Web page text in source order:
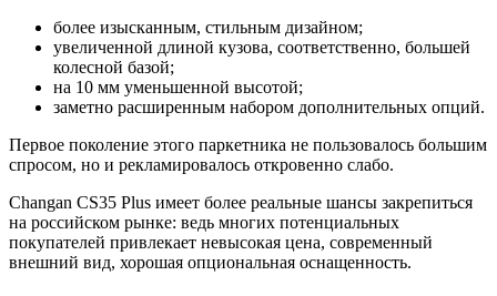
более изысканным, стильным дизайном;
увеличенной длиной кузова, соответственно, большей
колесной базой;
на 10 мм уменьшенной высотой;
заметно расширенным набором дополнительных опций.
Первое поколение этого паркетника не пользовалось большим
спросом, но и рекламировалось откровенно слабо.
Changan CS35 Plus имеет более реальные шансы закрепиться
на российском рынке: ведь многих потенциальных
покупателей привлекает невысокая цена, современный
внешний вид, хорошая опциональная оснащенность.